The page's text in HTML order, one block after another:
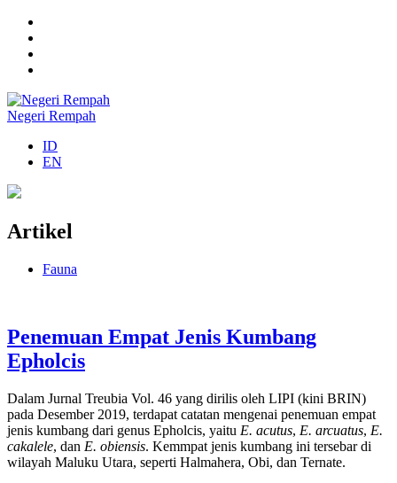
Negeri Rempah
ID
EN
Artikel
Fauna
Penemuan Empat Jenis Kumbang
Epholcis
Dalam Jurnal Treubia Vol. 46 yang dirilis oleh LIPI (kini BRIN)
pada Desember 2019, terdapat catatan mengenai penemuan empat
jenis kumbang dari genus Epholcis, yaitu E. acutus, E. arcuatus, E.
cakalele, dan E. obiensis. Kemmpat jenis kumbang ini tersebar di
wilayah Maluku Utara, seperti Halmahera, Obi, dan Ternate.